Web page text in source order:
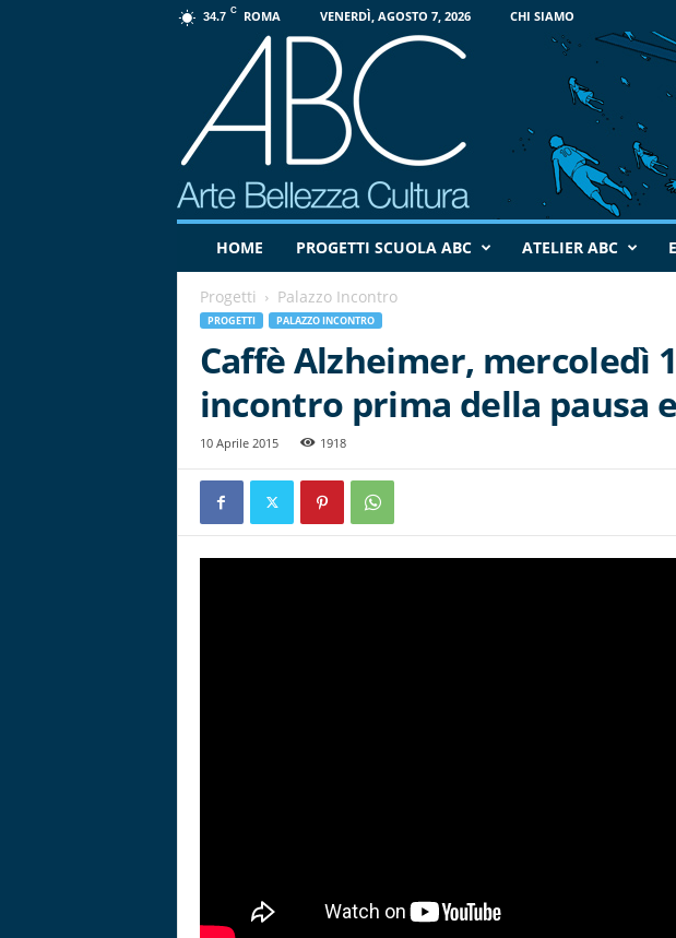
34.7 C ROMA VENERDÌ, AGOSTO 7, 2026 CHI SIAMO
o
HOME PROGETTI SCUOLA ABC ATELIER ABC
Progetti Palazzo Incontro
PROGETTI PALAZZO INCONTRO
Caffè Alzheimer, mercoledì
incontro prima della pausa
10 Aprile 2015 1918